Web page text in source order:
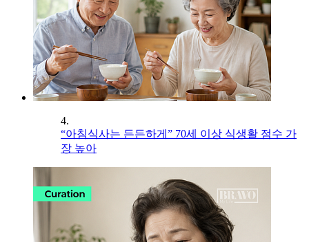
4.
“아침식사는 든든하게” 70세 이상 식생활 점수 가
장 높아